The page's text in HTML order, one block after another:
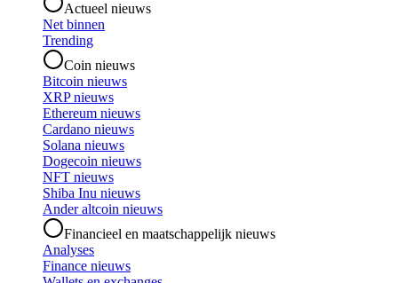
Actueel nieuws
Net binnen
Trending
Coin nieuws
Bitcoin nieuws
XRP nieuws
Ethereum nieuws
Cardano nieuws
Solana nieuws
Dogecoin nieuws
NFT nieuws
Shiba Inu nieuws
Ander altcoin nieuws
Financieel en maatschappelijk nieuws
Analyses
Finance nieuws